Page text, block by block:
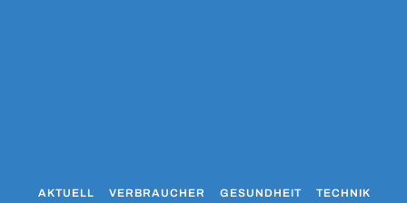
AKTUELL VERBRAUCHER GESUNDHEIT TECHNIK